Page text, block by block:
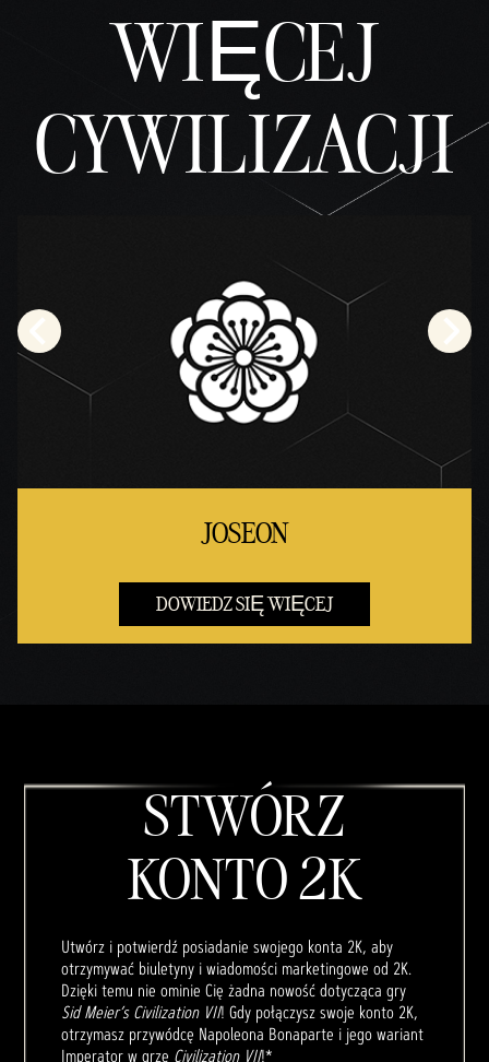
WIĘCEJ
CYWILIZACJI
JOSEON
DOWIEDZ SIĘ WIĘCEJ
STWÓRZ
KONTO 2K
Utwórz i potwierdź posiadanie swojego konta 2K, aby
otrzymywać biuletyny i wiadomości marketingowe od 2K.
Dzięki temu nie ominie Cię żadna nowość dotycząca gry
Sid Meier’s Civilization VII! Gdy połączysz swoje konto 2K,
otrzymasz przywódcę Napoleona Bonaparte i jego wariant
Imperator w grze Civilization VII!*